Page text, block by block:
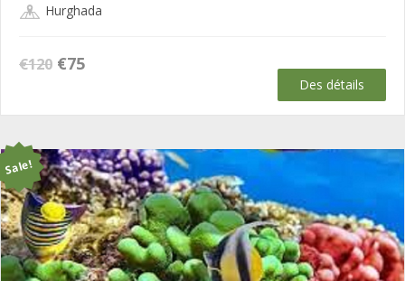
Hurghada
€120 Le
était :
€75Le
est :
Des détails
Sale!